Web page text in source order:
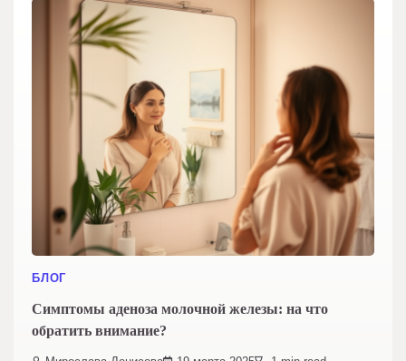
БЛОГ
Симптомы аденоза молочной железы: на что
обратить внимание?